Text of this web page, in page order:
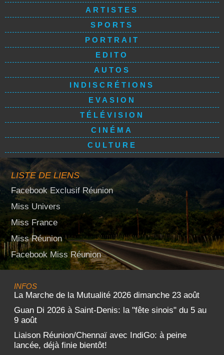
ARTISTES
SPORTS
PORTRAIT
EDITO
AUTOS
INDISCRÉTIONS
EVASION
TÉLÉVISION
CINÉMA
CULTURE
LISTE DE LIENS
Facebook Exclusif Réunion
Miss Univers
Miss France
Miss Réunion
Facebook Miss Réunion
INFOS
La Marche de la Mutualité 2026 dimanche 23 août
Guan Di 2026 à Saint-Denis: la "fête sinois" du 5 au
9 août
Liaison Réunion/Chennaï avec IndiGo: à peine
lancée, déjà finie bientôt!